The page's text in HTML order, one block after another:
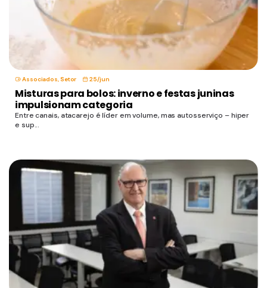
Associados,Setor 25/jun
Misturas para bolos: inverno e festas juninas
impulsionam categoria
Entre canais, atacarejo é líder em volume, mas autosserviço – hiper
e sup...